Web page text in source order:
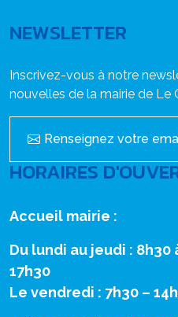
NEWSLETTER
Inscrivez-vous à notre
nouvelles de la mairie de Le
Renseignez votre
HORAIRES
Accueil mairie :
Du lundi au jeudi : 8h30
17h30
Le vendredi : 7h30 –